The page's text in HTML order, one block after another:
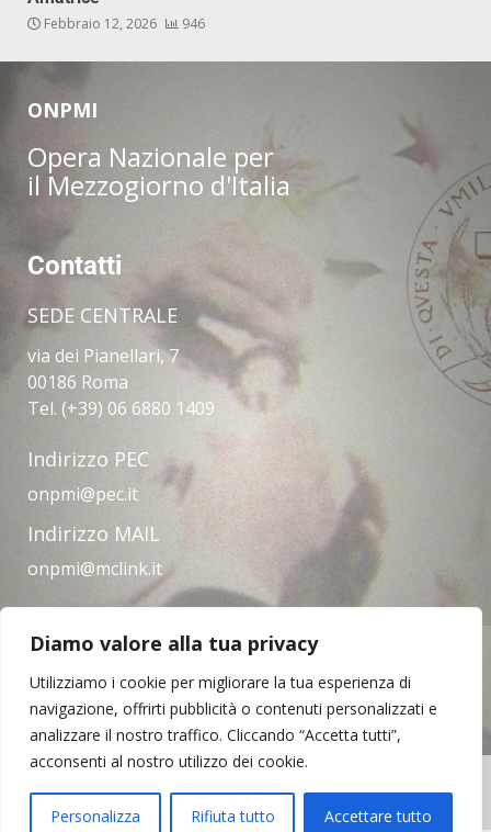
Diamo valore alla tua privacy
Utilizziamo i cookie per migliorare la tua esperienza di
navigazione, offrirti pubblicità o contenuti personalizzati e
analizzare il nostro traffico. Cliccando “Accetta tutti”,
acconsenti al nostro utilizzo dei cookie.
Personalizza Rifiuta tutto Accettare tutto
Febbraio 12, 2026 946
ONPMI
Opera Nazionale per
il Mezzogiorno d'Italia
Contatti
SEDE CENTRALE
via dei Pianellari, 7
00186 Roma
Tel. (+39) 06 6880 1409
Indirizzo PEC
onpmi@pec.it
Indirizzo MAIL
onpmi@mclink.it
Amministrazione trasparente
Privacy Policy
Note legali
Contatti
Mezzogiorno d'Italia